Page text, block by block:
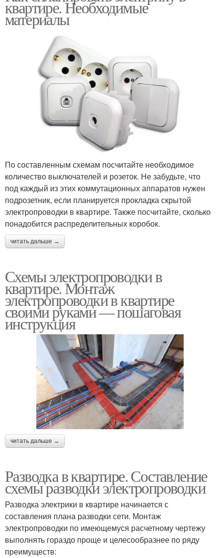
квартире. Необходимые
материалы
По составленным схемам посчитайте необходимое
количество выключателей и розеток. Не забудьте, что
под каждый из этих коммутационных аппаратов нужен
подрозетник, если планируется прокладка скрытой
электропроводки в квартире. Также посчитайте, сколько
понадобится распределительных коробок.
читать дальше →
Схемы электропроводки в
квартире. Монтаж
электропроводки в квартире
своими руками — пошаговая
инструкция
читать дальше →
Разводка в квартире. Составление
схемы разводки электропроводки
Разводка электрики в квартире начинается с
составления плана разводки сети. Монтаж
электропроводки по имеющемуся расчетному чертежу
выполнять гораздо проще и целесообразнее по ряду
преимуществ: